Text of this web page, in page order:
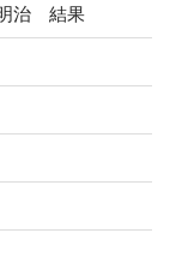
治 結果